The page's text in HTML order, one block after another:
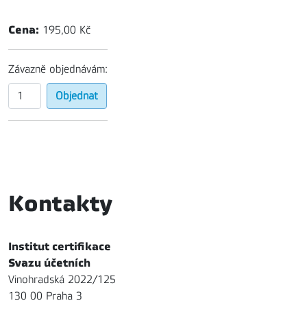
Cena: 195,00 Kč
Závazně objednávám:
Kontakty
Institut certifikace
Svazu účetních
Vinohradská 2022/125
130 00 Praha 3